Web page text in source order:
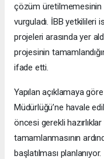
çözüm üretilmemesinin
vurguladı. İBB yetkilileri
projeleri arasında yer
projesinin
ifade etti.
Yapılan açıklamaya
Müdürlüğü’ne havale
öncesi gerekli hazırlıklar
tamamlanmasının
başlatılması planlanıyor.